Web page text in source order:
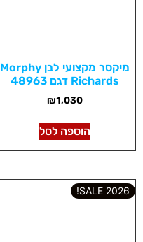
מיקסר מקצועי לבן Morphy
Richards דגם 48963
₪1,030
הוספה לסל
2026 SALE!